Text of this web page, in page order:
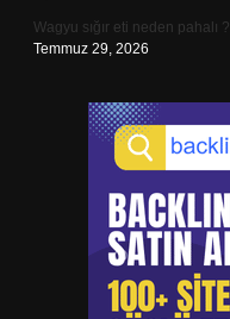
Wagyu sığır eti neden pahalı ?
Temmuz 29, 2026